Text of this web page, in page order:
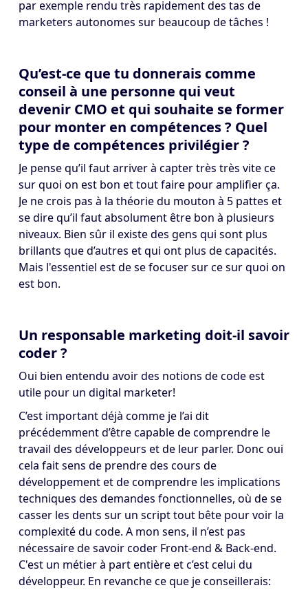
par exemple rendu très rapidement des tas de
marketers autonomes sur beaucoup de tâches !
Qu’est-ce que tu donnerais comme
conseil à une personne qui veut
devenir CMO et qui souhaite se former
pour monter en compétences ? Quel
type de compétences privilégier ?
Je pense qu’il faut arriver à capter très très vite ce
sur quoi on est bon et tout faire pour amplifier ça.
Je ne crois pas à la théorie du mouton à 5 pattes et
se dire qu’il faut absolument être bon à plusieurs
niveaux. Bien sûr il existe des gens qui sont plus
brillants que d’autres et qui ont plus de capacités.
Mais l'essentiel est de se focuser sur ce sur quoi on
est bon.
Un responsable marketing doit-il savoir
coder ?
Oui bien entendu avoir des notions de code est
utile pour un digital marketer!
C’est important déjà comme je l’ai dit
précédemment d’être capable de comprendre le
travail des développeurs et de leur parler. Donc oui
cela fait sens de prendre des cours de
développement et de comprendre les implications
techniques des demandes fonctionnelles, où de se
casser les dents sur un script tout bête pour voir la
complexité du code. A mon sens, il n’est pas
nécessaire de savoir coder Front-end & Back-end.
C'est un métier à part entière et c’est celui du
développeur. En revanche ce que je conseillerais: